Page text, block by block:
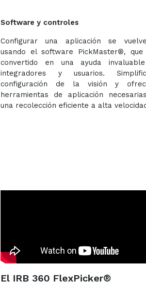
Software y controles
Configurar una aplicación se
usando el software PickMaster®,
convertido en una ayuda
integradores y usuarios.
configuración de la visión y
herramientas de aplicación
una recolección eficiente a alta
El IRB 360 FlexPicker®